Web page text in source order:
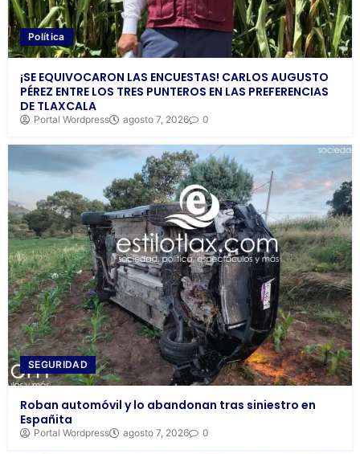
Política
¡SE EQUIVOCARON LAS ENCUESTAS! CARLOS AUGUSTO
PÉREZ ENTRE LOS TRES PUNTEROS EN LAS PREFERENCIAS
DE TLAXCALA
Portal Wordpress agosto 7, 2026 0
SEGURIDAD
Roban automóvil y lo abandonan tras siniestro en
Españita
Portal Wordpress agosto 7, 2026 0